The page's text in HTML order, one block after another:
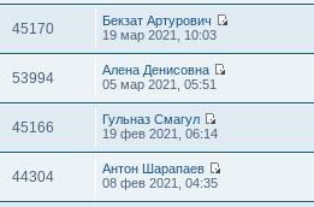
45170
Бекзат Артурович
19 мар 2021, 10:03
53994
Алена Денисовна
05 мар 2021, 05:51
45166
Гульназ Смагул
19 фев 2021, 06:14
44304
Антон Шарапаев
08 фев 2021, 04:35